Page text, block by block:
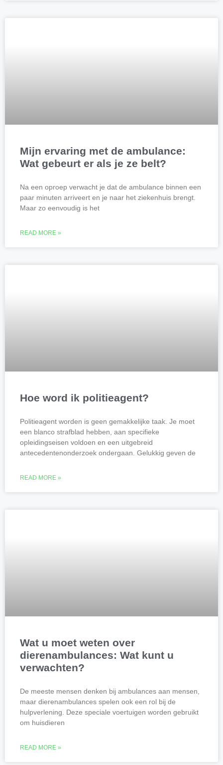
Mijn ervaring met de ambulance:
Wat gebeurt er als je ze belt?
Na een oproep verwacht je dat de ambulance binnen een
paar minuten arriveert en je naar het ziekenhuis brengt.
Maar zo eenvoudig is het
READ MORE »
Hoe word ik politieagent?
Politieagent worden is geen gemakkelijke taak. Je moet
een blanco strafblad hebben, aan specifieke
opleidingseisen voldoen en een uitgebreid
antecedentenonderzoek ondergaan. Gelukkig geven de
READ MORE »
Wat u moet weten over
dierenambulances: Wat kunt u
verwachten?
De meeste mensen denken bij ambulances aan mensen,
maar dierenambulances spelen ook een rol bij de
hulpverlening. Deze speciale voertuigen worden gebruikt
om huisdieren
READ MORE »